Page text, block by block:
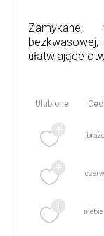
ułatwiające
Ulubione